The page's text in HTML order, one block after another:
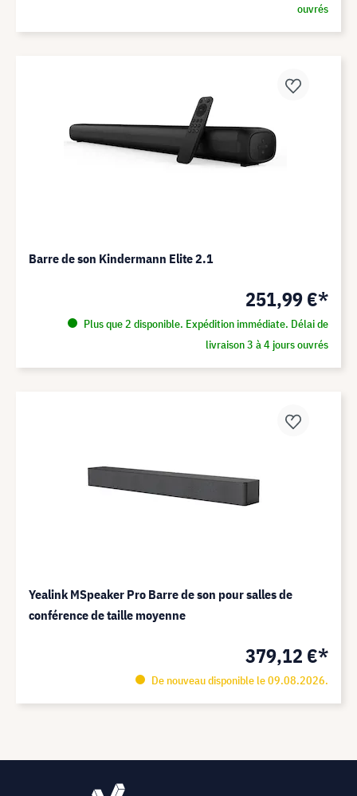
ouvrés
Barre de son Kindermann Elite 2.1
251,99 €*
Plus que 2 disponible. Expédition immédiate. Délai de
livraison 3 à 4 jours ouvrés
Yealink MSpeaker Pro Barre de son pour salles de
conférence de taille moyenne
379,12 €*
De nouveau disponible le 09.08.2026.